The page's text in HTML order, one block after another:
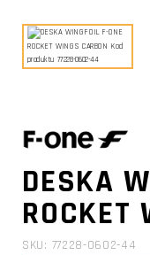
DESKA
ROCKET
SKU: 77228-0602-44